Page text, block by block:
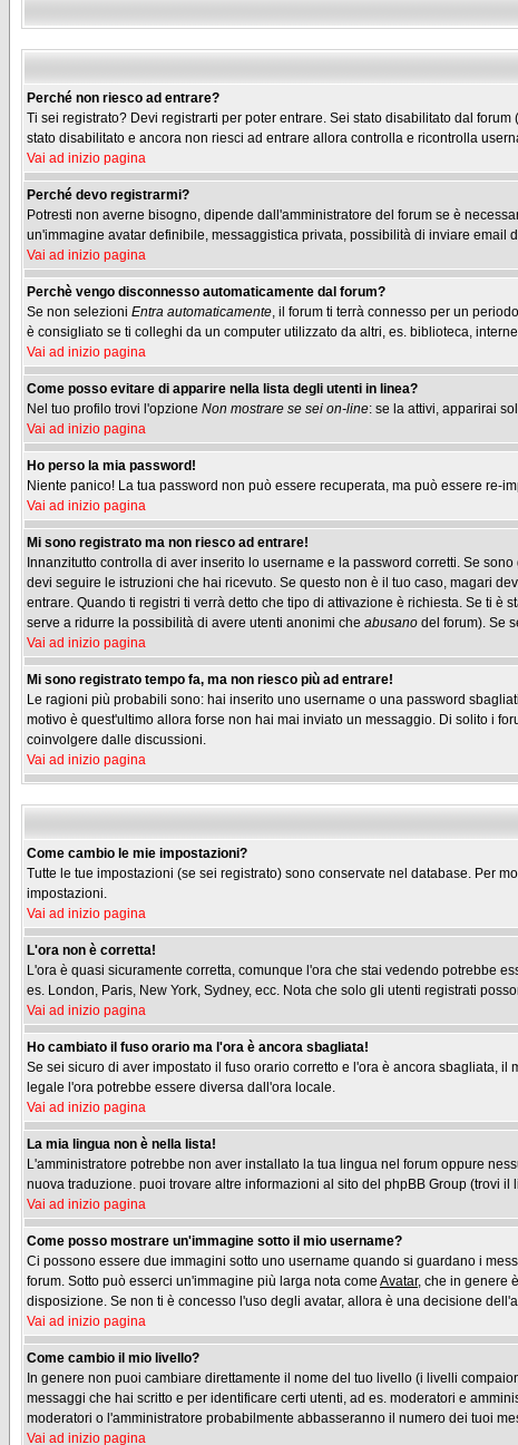
Perché non riesco ad entrare?
Ti sei registrato? Devi registrarti per poter entrare. Sei stato disabilitato dal
stato disabilitato e ancora non riesci ad entrare allora controlla e ricontrolla
Vai ad inizio pagina
Perché devo registrarmi?
Potresti non averne bisogno, dipende dall'amministratore del forum se è
un'immagine avatar definibile, messaggistica privata, possibilità di inviare email
Vai ad inizio pagina
Perchè vengo disconnesso automaticamente dal forum?
Se non selezioni Entra automaticamente, il forum ti terrà connesso per un
è consigliato se ti colleghi da un computer utilizzato da altri, es. biblioteca,
Vai ad inizio pagina
Come posso evitare di apparire nella lista degli utenti in linea?
Nel tuo profilo trovi l'opzione Non mostrare se sei on-line: se la attivi, apparirai
Vai ad inizio pagina
Ho perso la mia password!
Niente panico! La tua password non può essere recuperata, ma può essere re-
Vai ad inizio pagina
Mi sono registrato ma non riesco ad entrare!
Innanzitutto controlla di aver inserito lo username e la password corretti. Se
devi seguire le istruzioni che hai ricevuto. Se questo non è il tuo caso, magari
entrare. Quando ti registri ti verrà detto che tipo di attivazione è richiesta. Se ti
serve a ridurre la possibilità di avere utenti anonimi che abusano del forum). Se
Vai ad inizio pagina
Mi sono registrato tempo fa, ma non riesco più ad entrare!
Le ragioni più probabili sono: hai inserito uno username o una password
motivo è quest'ultimo allora forse non hai mai inviato un messaggio. Di solito i
coinvolgere dalle discussioni.
Vai ad inizio pagina
Come cambio le mie impostazioni?
Tutte le tue impostazioni (se sei registrato) sono conservate nel database. Per
impostazioni.
Vai ad inizio pagina
L'ora non è corretta!
L'ora è quasi sicuramente corretta, comunque l'ora che stai vedendo potrebbe
es. London, Paris, New York, Sydney, ecc. Nota che solo gli utenti registrati
Vai ad inizio pagina
Ho cambiato il fuso orario ma l'ora è ancora sbagliata!
Se sei sicuro di aver impostato il fuso orario corretto e l'ora è ancora sbagliata,
legale l'ora potrebbe essere diversa dall'ora locale.
Vai ad inizio pagina
La mia lingua non è nella lista!
L'amministratore potrebbe non aver installato la tua lingua nel forum oppure
nuova traduzione. puoi trovare altre informazioni al sito del phpBB Group (trovi il
Vai ad inizio pagina
Come posso mostrare un'immagine sotto il mio username?
Ci possono essere due immagini sotto uno username quando si guardano i
forum. Sotto può esserci un'immagine più larga nota come Avatar, che in genere
disposizione. Se non ti è concesso l'uso degli avatar, allora è una decisione
Vai ad inizio pagina
Come cambio il mio livello?
In genere non puoi cambiare direttamente il nome del tuo livello (i livelli
messaggi che hai scritto e per identificare certi utenti, ad es. moderatori e
moderatori o l'amministratore probabilmente abbasseranno il numero dei tuoi
Vai ad inizio pagina